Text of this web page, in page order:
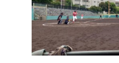
o
o
k